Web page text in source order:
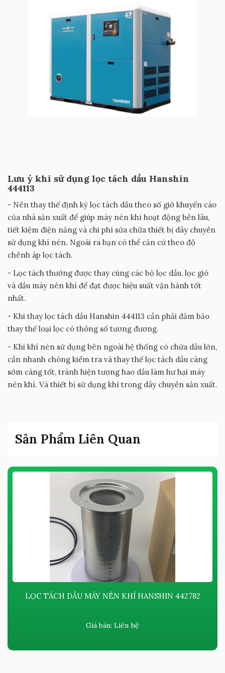
Lưu ý khi sử dụng lọc tách dầu Hanshin
444113
- Nên thay thế định kỳ lọc tách dầu theo số giờ khuyến cáo
của nhà sản xuất để giúp máy nén khí hoạt động bền lâu,
tiết kiệm điện năng và chi phí sửa chữa thiết bị dây chuyền
sử dụng khí nén. Ngoài ra bạn có thể căn cứ theo độ
chênh áp lọc tách.
- Lọc tách thường được thay cùng các bộ lọc dầu, lọc gió
và dầu máy nén khí để đạt được hiệu suất vận hành tốt
nhất.
- Khi thay lọc tách dầu Hanshin 444113 cần phải đảm bảo
thay thế loại lọc có thông số tương đương.
- Khi khí nén sử dụng bên ngoài hệ thống có chứa dầu lớn,
cần nhanh chóng kiểm tra và thay thế lọc tách dầu càng
sớm càng tốt, tránh hiện tượng hao dầu làm hư hại máy
nén khí. Và thiết bị sử dụng khí trong dây chuyền sản xuất.
Sản Phẩm Liên Quan
LỌC TÁCH DẦU MÁY NÉN KHÍ HANSHIN 442782
Giá bán: Liên hệ